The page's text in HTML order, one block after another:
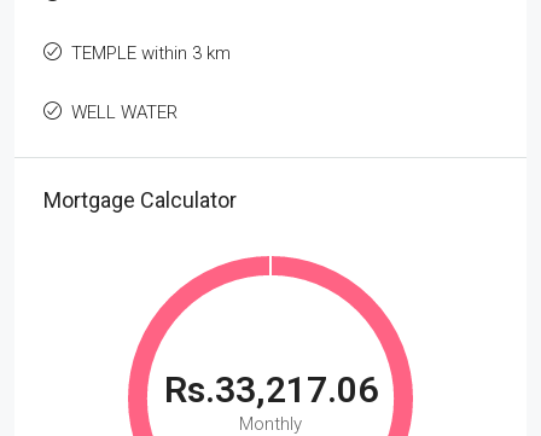
TEMPLE within 3 km
WELL WATER
Mortgage Calculator
Rs.33,217.06
Monthly